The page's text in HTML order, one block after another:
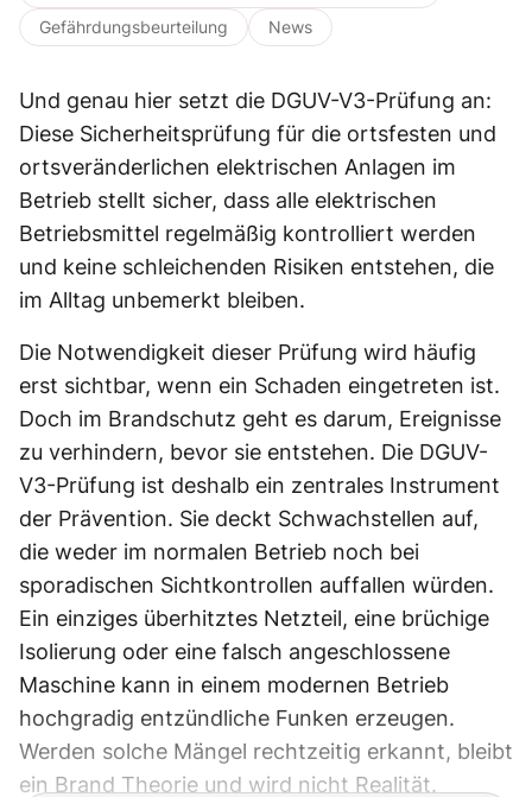
Gefährdungsbeurteilung
News
Und genau hier setzt die DGUV-V3-Prüfung an:
Diese Sicherheitsprüfung für die ortsfesten und
ortsveränderlichen elektrischen Anlagen im
Betrieb stellt sicher, dass alle elektrischen
Betriebsmittel regelmäßig kontrolliert werden
und keine schleichenden Risiken entstehen, die
im Alltag unbemerkt bleiben.
Die Notwendigkeit dieser Prüfung wird häufig
erst sichtbar, wenn ein Schaden eingetreten ist.
Doch im Brandschutz geht es darum, Ereignisse
zu verhindern, bevor sie entstehen. Die DGUV-
V3-Prüfung ist deshalb ein zentrales Instrument
der Prävention. Sie deckt Schwachstellen auf,
die weder im normalen Betrieb noch bei
sporadischen Sichtkontrollen auffallen würden.
Ein einziges überhitztes Netzteil, eine brüchige
Isolierung oder eine falsch angeschlossene
Maschine kann in einem modernen Betrieb
hochgradig entzündliche Funken erzeugen.
Werden solche Mängel rechtzeitig erkannt, bleibt
ein Brand Theorie und wird nicht Realität.